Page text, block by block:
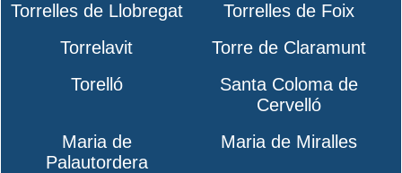
Torrelles de Llobregat
Torrelles de Foix
Torrelavit
Torre de Claramunt
Torelló
Santa Coloma de
Cervelló
Maria de
Palautordera
Maria de Miralles